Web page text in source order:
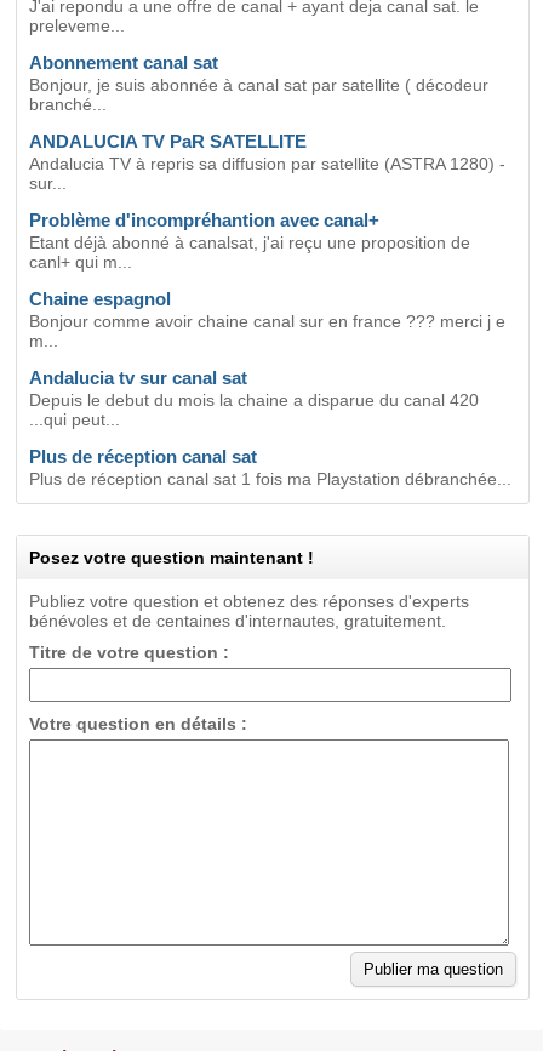
J'ai repondu a une offre de canal + ayant deja canal sat. le
preleveme...
Abonnement canal sat
Bonjour, je suis abonnée à canal sat par satellite ( décodeur
branché...
ANDALUCIA TV PaR SATELLITE
Andalucia TV à repris sa diffusion par satellite (ASTRA 1280) -
sur...
Problème d'incompréhantion avec canal+
Etant déjà abonné à canalsat, j'ai reçu une proposition de
canl+ qui m...
Chaine espagnol
Bonjour comme avoir chaine canal sur en france ??? merci j e
m...
Andalucia tv sur canal sat
Depuis le debut du mois la chaine a disparue du canal 420
...qui peut...
Plus de réception canal sat
Plus de réception canal sat 1 fois ma Playstation débranchée...
Posez votre question maintenant !
Publiez votre question et obtenez des réponses d'experts
bénévoles et de centaines d'internautes, gratuitement.
Titre de votre question :
Votre question en détails :